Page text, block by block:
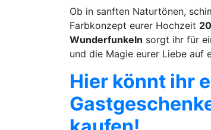
Ob in sanften Naturtönen,
Farbkonzept eurer Hochzeit
Wunderfunkeln sorgt ihr für
und die Magie eurer Liebe auf
Hier könnt ihr